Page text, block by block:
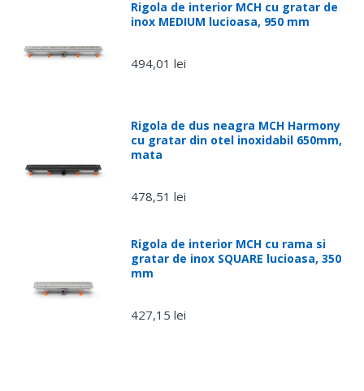
Rigola de interior MCH cu gratar de
inox MEDIUM lucioasa, 950 mm
494,01 lei
Rigola de dus neagra MCH Harmony
cu gratar din otel inoxidabil 650mm,
mata
478,51 lei
Rigola de interior MCH cu rama si
gratar de inox SQUARE lucioasa, 350
mm
427,15 lei